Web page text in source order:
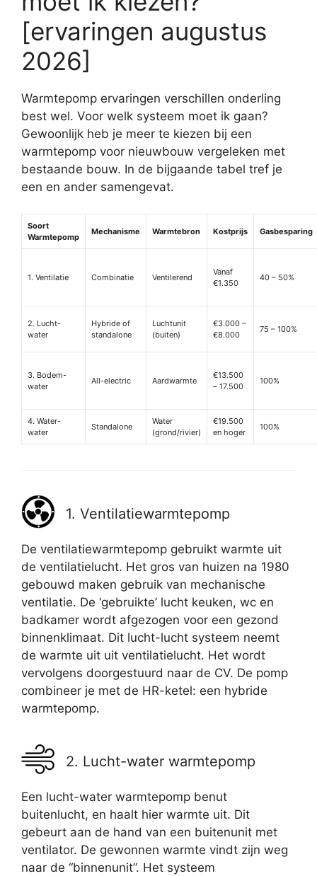
[ervaringen augustus
2026]
Warmtepomp ervaringen verschillen onderling
best wel. Voor welk systeem moet ik gaan?
Gewoonlijk heb je meer te kiezen bij een
warmtepomp voor nieuwbouw vergeleken met
bestaande bouw. In de bijgaande tabel tref je
een en ander samengevat.
Soort
Warmtepomp
Mechanisme Warmtebron Kostprijs Gasbesparing
1. Ventilatie Combinatie Ventilerend
Vanaf
€1.350
40 – 50%
2. Lucht-
water
Hybride of
standalone
Luchtunit
(buiten)
€3.000 –
€8.000
75 – 100%
3. Bodem-
water
All-electric Aardwarmte
€13.500
– 17.500
100%
4. Water-
water
Standalone
Water
(grond/rivier)
€19.500
en hoger
100%
1. Ventilatiewarmtepomp
De ventilatiewarmtepomp gebruikt warmte uit
de ventilatielucht. Het gros van huizen na 1980
gebouwd maken gebruik van mechanische
ventilatie. De ‘gebruikte’ lucht keuken, wc en
badkamer wordt afgezogen voor een gezond
binnenklimaat. Dit lucht-lucht systeem neemt
de warmte uit uit ventilatielucht. Het wordt
vervolgens doorgestuurd naar de CV. De pomp
combineer je met de HR-ketel: een hybride
warmtepomp.
2. Lucht-water warmtepomp
Een lucht-water warmtepomp benut
buitenlucht, en haalt hier warmte uit. Dit
gebeurt aan de hand van een buitenunit met
ventilator. De gewonnen warmte vindt zijn weg
naar de “binnenunit”. Het systeem